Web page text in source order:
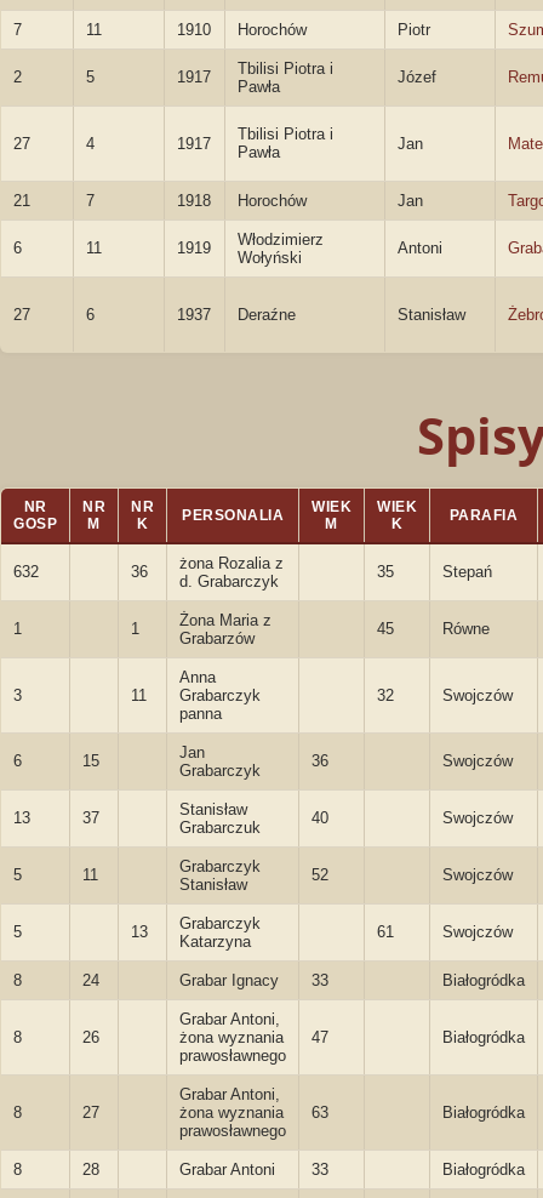
7 11 1910 Horochów Piotr
2 5 1917
Tbilisi Piotra i
Pawła
Józef
27 4 1917
Tbilisi Piotra i
Pawła
Jan
21 7 1918 Horochów Jan
6 11 1919
Włodzimierz
Wołyński
Antoni
27 6 1937 Deraźne Stanisław
NR
GOSP
NR
M
NR
K
PERSONALIA
WIEK
M
WIEK
K
PARAFIA
632 36
żona Rozalia z
d. Grabarczyk
35 Stepań
1 1
Żona Maria z
Grabarzów
45 Równe
3 11
Anna
Grabarczyk
panna
32 Swojczów
6 15
Jan
Grabarczyk
36 Swojczów
13 37
Stanisław
Grabarczuk
40 Swojczów
5 11
Grabarczyk
Stanisław
52 Swojczów
5 13
Grabarczyk
Katarzyna
61 Swojczów
8 24 Grabar Ignacy 33 Białogródka
8 26
Grabar Antoni,
żona wyznania
prawosławnego
47 Białogródka
8 27
Grabar Antoni,
żona wyznania
prawosławnego
63 Białogródka
8 28 Grabar Antoni 33 Białogródka